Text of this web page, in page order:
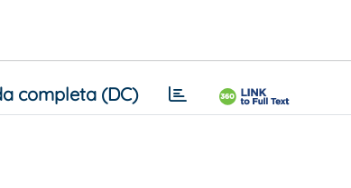
completa (DC)